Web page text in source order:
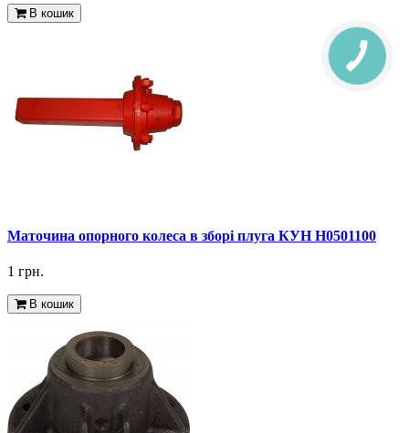
В кошик
Маточина опорного колеса в зборі плуга КУН H0501100
1 грн.
В кошик